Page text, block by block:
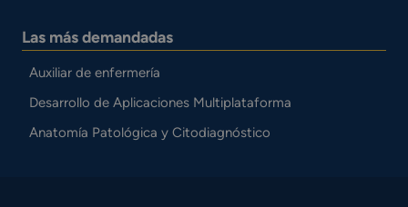
Las más demandadas
Auxiliar de enfermería
Desarrollo de Aplicaciones Multiplataforma
Anatomía Patológica y Citodiagnóstico